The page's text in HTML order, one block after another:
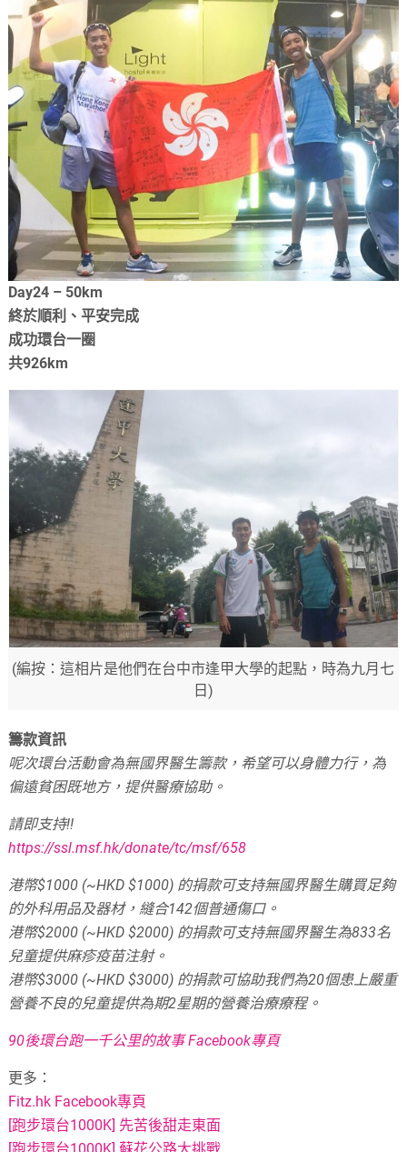
Day24 – 50km
終於順利、平安完成
成功環台一圈
共926km
(編按：這相片是他們在台中市逢甲大學的起點，時為九月七
日)
籌款資訊
呢次環台活動會為無國界醫生籌款，希望可以身體力行，為
偏遠貧困既地方，提供醫療協助。
請即支持!!
https://ssl.msf.hk/donate/tc/msf/658
港幣$1000 (~HKD $1000) 的捐款可支持無國界醫生購買足夠
的外科用品及器材，縫合142個普通傷口。
港幣$2000 (~HKD $2000) 的捐款可支持無國界醫生為833名
兒童提供麻疹疫苗注射。
港幣$3000 (~HKD $3000) 的捐款可協助我們為20個患上嚴重
營養不良的兒童提供為期2星期的營養治療療程。
90後環台跑一千公里的故事 Facebook專頁
更多：
Fitz.hk Facebook專頁
[跑步環台1000K] 先苦後甜走東面